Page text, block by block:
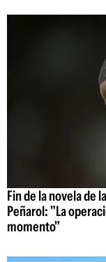
Fin de la novela de
Peñarol: "La
momento"